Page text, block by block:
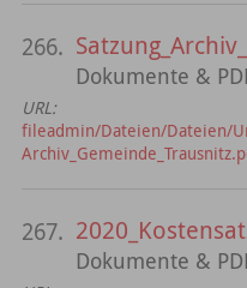
266.
Dokumente &
URL:
fileadmin/Dateien/Dateien/
267.
Dokumente &